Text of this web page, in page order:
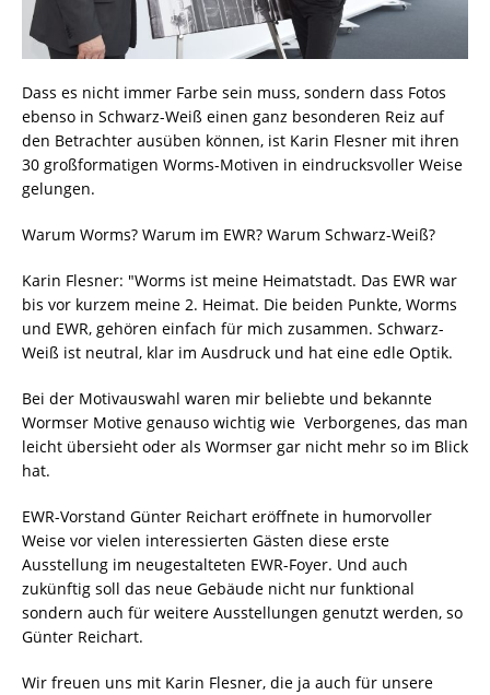
Dass es nicht immer Farbe sein muss, sondern dass Fotos
ebenso in Schwarz-Weiß einen ganz besonderen Reiz auf
den Betrachter ausüben können, ist Karin Flesner mit ihren
30 großformatigen Worms-Motiven in eindrucksvoller Weise
gelungen.
Warum Worms? Warum im EWR? Warum Schwarz-Weiß?
Karin Flesner: "Worms ist meine Heimatstadt. Das EWR war
bis vor kurzem meine 2. Heimat. Die beiden Punkte, Worms
und EWR, gehören einfach für mich zusammen. Schwarz-
Weiß ist neutral, klar im Ausdruck und hat eine edle Optik.
Bei der Motivauswahl waren mir beliebte und bekannte
Wormser Motive genauso wichtig wie Verborgenes, das man
leicht übersieht oder als Wormser gar nicht mehr so im Blick
hat.
EWR-Vorstand Günter Reichart eröffnete in humorvoller
Weise vor vielen interessierten Gästen diese erste
Ausstellung im neugestalteten EWR-Foyer. Und auch
zukünftig soll das neue Gebäude nicht nur funktional
sondern auch für weitere Ausstellungen genutzt werden, so
Günter Reichart.
Wir freuen uns mit Karin Flesner, die ja auch für unsere